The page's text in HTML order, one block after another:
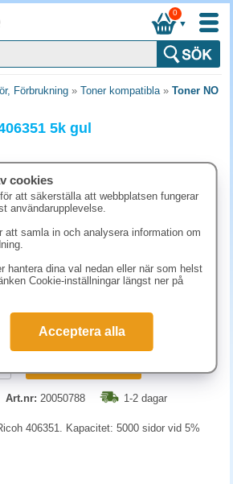
▼
0
Förbrukning » Toner kompatibla» Toner NO
5k gul
kr (inkl. moms)
Art.nr: 20050788 1-2 dagar
406351. Kapacitet: 5000 sidor vid 5%
cookies
att säkerställa att webbplatsen fungerar
användarupplevelse.
att samla in och analysera information om
hantera dina val nedan eller när som helst
Cookie-inställningar längst ner på
Acceptera alla